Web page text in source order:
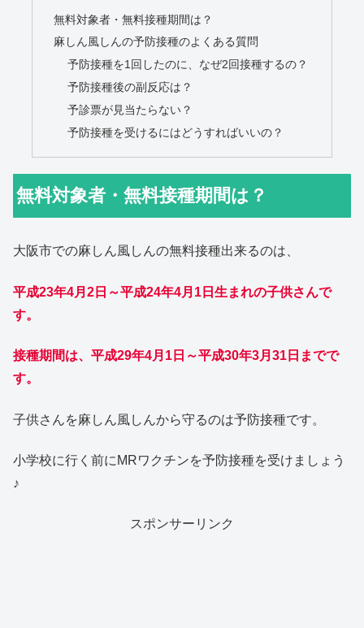
無料対象者・無料接種期間は？
麻しん風しんの予防接種のよくある質問
予防接種を1回したのに、なぜ2回接種するの？
予防接種後の副反応は？
予診票が見当たらない？
予防接種を受けるにはどうすればいいの？
無料対象者・無料接種期間は？
大阪市での麻しん風しんの無料接種出来るのは、
平成23年4月2日～平成24年4月1日生まれの子供さんで
す。
接種期間は、平成29年4月1日～平成30年3月31日までで
す。
子供さんを麻しん風しんから守るのは予防接種です。
小学校に行く前にMRワクチンを予防接種を受けましょう
♪
スポンサーリンク